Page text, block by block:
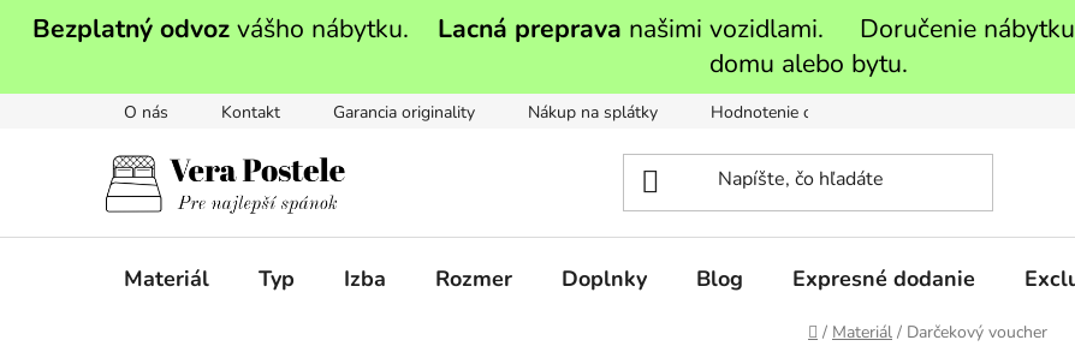
Bezplatný odvozvášho nábytku. Lacná preprava našimi vozidlami. Doručenie
domu alebo bytu.
O nás Kontakt Garancia originality Nákup na splátky Hodnotenie obchodu
Materiál Typ Izba Rozmer Doplnky Blog Expresné dodanie
Domov
/ Materiál / Darčekový voucher